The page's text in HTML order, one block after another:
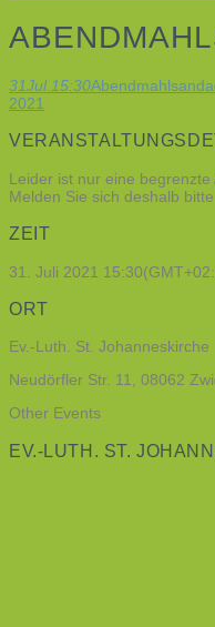
31Jul. 15:30
2021
Leider ist nur eine begrenzte
Melden Sie sich deshalb
ZEIT
31. Juli 2021 15:30
ORT
Ev.-Luth. St. Johanneskirche
Neudörfler Str. 11, 08062
Other Events
EV.-LUTH. ST.